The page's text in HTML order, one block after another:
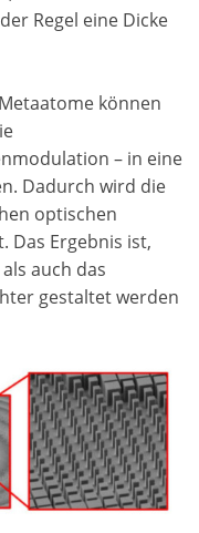
Regel eine Dicke
können
– in eine
Dadurch wird die
optischen
Das Ergebnis ist,
auch das
gestaltet werden